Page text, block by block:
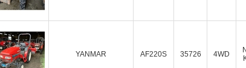
YANMAR AF220S 35726 4WD